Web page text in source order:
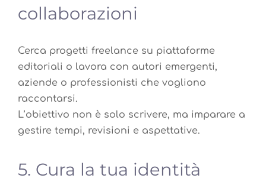
collaborazioni
Cerca progetti freelance su piattaforme
editoriali o lavora con autori emergenti,
aziende o professionisti che vogliono
raccontarsi.
L’obiettivo non è solo scrivere, ma imparare a
gestire tempi, revisioni e aspettative.
5. Cura la tua identità